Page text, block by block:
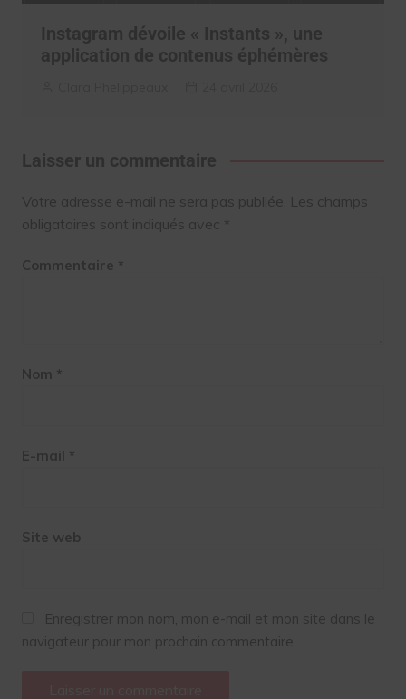
Instagram dévoile « Instants », une
application de contenus éphémères
Laisser un commentaire
Votre adresse e-mail ne sera pas publiée. Les champs
obligatoires sont indiqués avec *
Commentaire *
Nom *
E-mail *
Site web
Enregistrer mon nom, mon e-mail et mon site dans le
navigateur pour mon prochain commentaire.